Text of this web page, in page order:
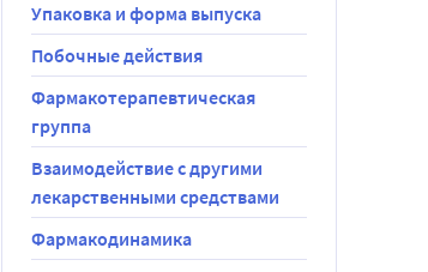
Упаковка и форма выпуска
Побочные действия
Фармакотерапевтическая
группа
Взаимодействие с другими
лекарственными средствами
Фармакодинамика